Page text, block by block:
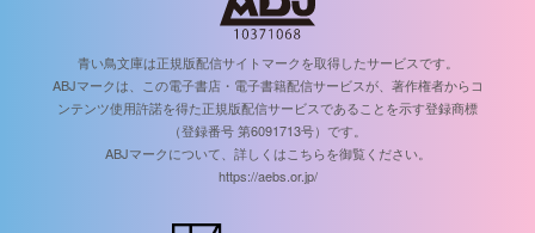
青い鳥文庫は正規版配信サイトマークを取得したサービスです。
ABJマークは、この電子書店・電子書籍配信サービスが、著作権者からコ
ンテンツ使用許諾を得た正規版配信サービスであることを示す登録商標
（登録番号 第6091713号）です。
ABJマークについて、詳しくはこちらを御覧ください。
https://aebs.or.jp/